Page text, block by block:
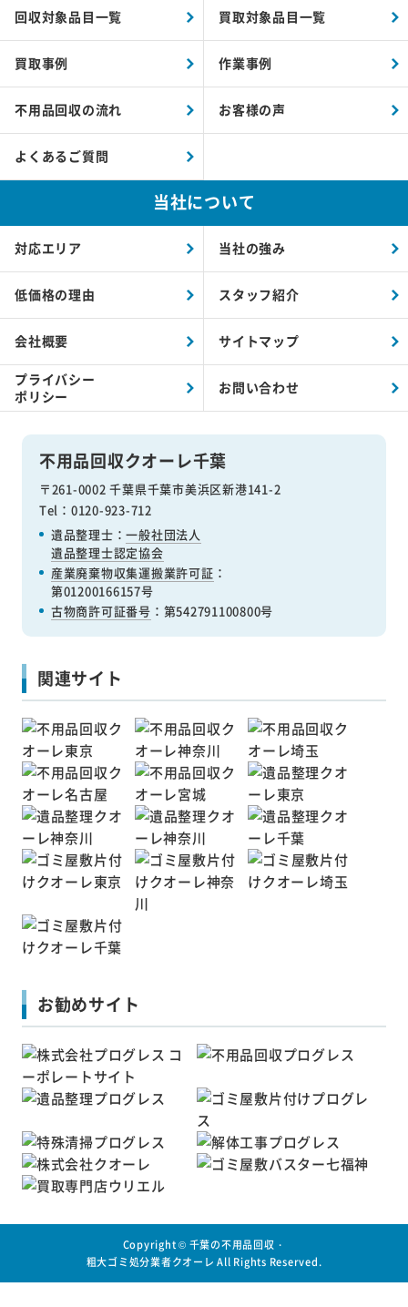
不用品回収クオーレ千葉
〒261-0002 千葉県千葉市美浜区新港141-2
Tel：0120-923-712
遺品整理士：一般社団法人
遺品整理士認定協会
産業廃棄物収集運搬業許可証 ：
第01200166157号
古物商許可証番号 ：第542791100800号
回収対象品目一覧 買取対象品目一覧
買取事例 作業事例
不用品回収の流れ お客様の声
よくあるご質問
当社について
対応エリア 当社の強み
低価格の理由 スタッフ紹介
会社概要 サイトマップ
プライバシー
ポリシー
お問い合わせ
関連サイト
お勧めサイト
Copyright © 千葉の不用品回収・
粗大ゴミ処分業者クオーレ All Rights Reserved.